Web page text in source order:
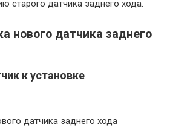
старого датчика заднего хода.
нового датчика заднего
к установке
датчика заднего хода